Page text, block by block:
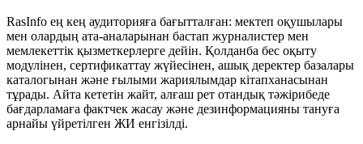
RasInfo ең кең аудиторияға бағытталған: мектеп оқушылары
мен олардың ата-аналарынан бастап журналистер мен
мемлекеттік қызметкерлерге дейін. Қолданба бес оқыту
модулінен, сертификаттау жүйесінен, ашық деректер базалары
каталогынан және ғылыми жариялымдар кітапханасынан
тұрады. Айта кететін жайт, алғаш рет отандық тәжірибеде
бағдарламаға фактчек жасау және дезинформацияны тануға
арнайы үйретілген ЖИ енгізілді.